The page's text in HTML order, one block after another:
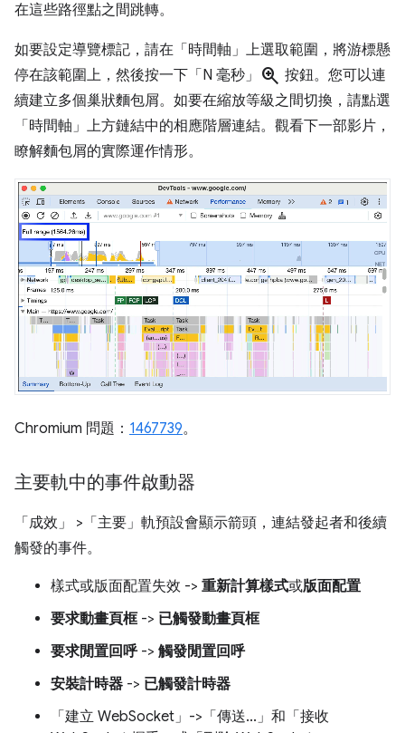
在這些路徑點之間跳轉。
如要設定導覽標記，請在「時間軸」 上選取範圍，將游標懸
停在該範圍上，然後按一下「N 毫秒」 zoom_in 按鈕。您可以連
續建立多個巢狀麵包屑。如要在縮放等級之間切換，請點選
「時間軸」 上方鏈結中的相應階層連結。觀看下一部影片，
瞭解麵包屑的實際運作情形。
Chromium 問題： 1467739。
主要軌中的事件啟動器
「成效」 >「主要」 軌預設會顯示箭頭，連結發起者和後續
觸發的事件。
樣式或版面配置失效 -> 重新計算樣式或版面配置
要求動畫頁框-> 已觸發動畫頁框
要求閒置回呼-> 觸發閒置回呼
安裝計時器 -> 已觸發計時器
「建立 WebSocket」 ->「傳送...」 和「接收